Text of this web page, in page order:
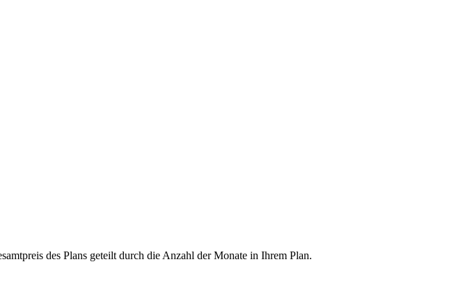
des Plans geteilt durch die Anzahl der Monate in Ihrem Plan.